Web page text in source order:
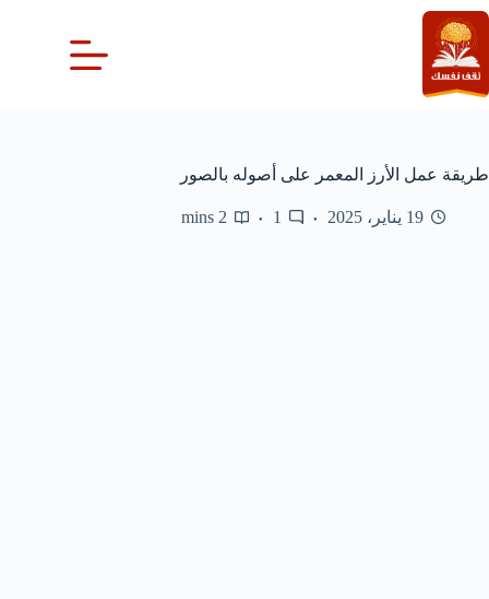
التجاوز
إلى
المحتوى
طريقة عمل الأرز المعمر على أصوله بالصور
19 يناير، 2025 1
2 mins